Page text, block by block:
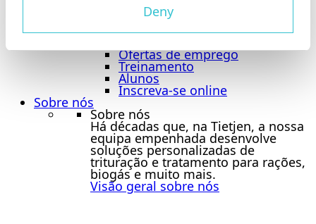
Deny
Benefícios
Jobboard
Jobboard
Ofertas de emprego
Treinamento
Alunos
Inscreva-se online
Sobre nós
Sobre nós
Há décadas que, na Tietjen, a nossa
equipa empenhada desenvolve
soluções personalizadas de
trituração e tratamento para rações,
biogás e muito mais.
Visão geral sobre nós